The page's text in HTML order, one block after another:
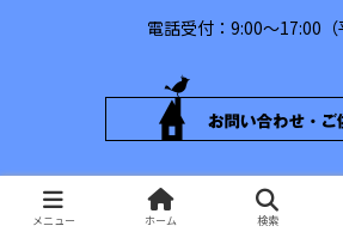
電話受付：9:00～17:00（
お
い
わ
Copyright © 2016-2026 弁護士法人 岡山香川架
Reserved.
メニュー ホーム 検索